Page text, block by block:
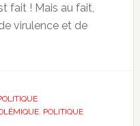
fait ! Mais au fait,
virulence et de
, POLITIQUE